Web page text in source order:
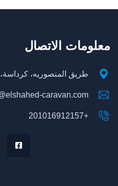
معلومات الاتصال
طريق المنصوريه، كرداسة،
caravan.com
+201016912157